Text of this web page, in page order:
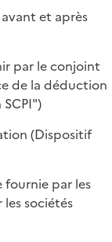
et après
par le conjoint
de la déduction
(Dispositif
fournie par les
sociétés